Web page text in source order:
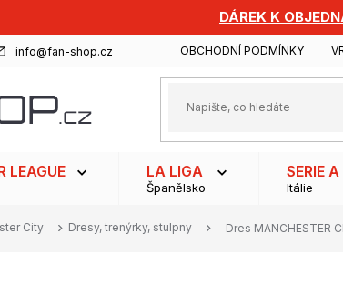
DÁREK K
info@fan-shop.cz OBCHODNÍ PODMÍNKY
LEAGUE LA LIGA
Španělsko
SERIE A
Itálie
City Dresy, trenýrky, stulpny Dres MANCHESTER